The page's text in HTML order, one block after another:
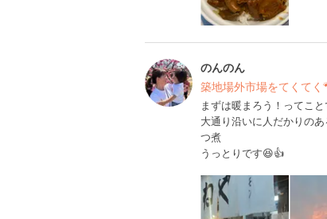
のんのん
築地場外市場をてくてく
まずは暖まろう！ってこ
大通り沿いに人だかりの
つ煮
うっとりです😆👍